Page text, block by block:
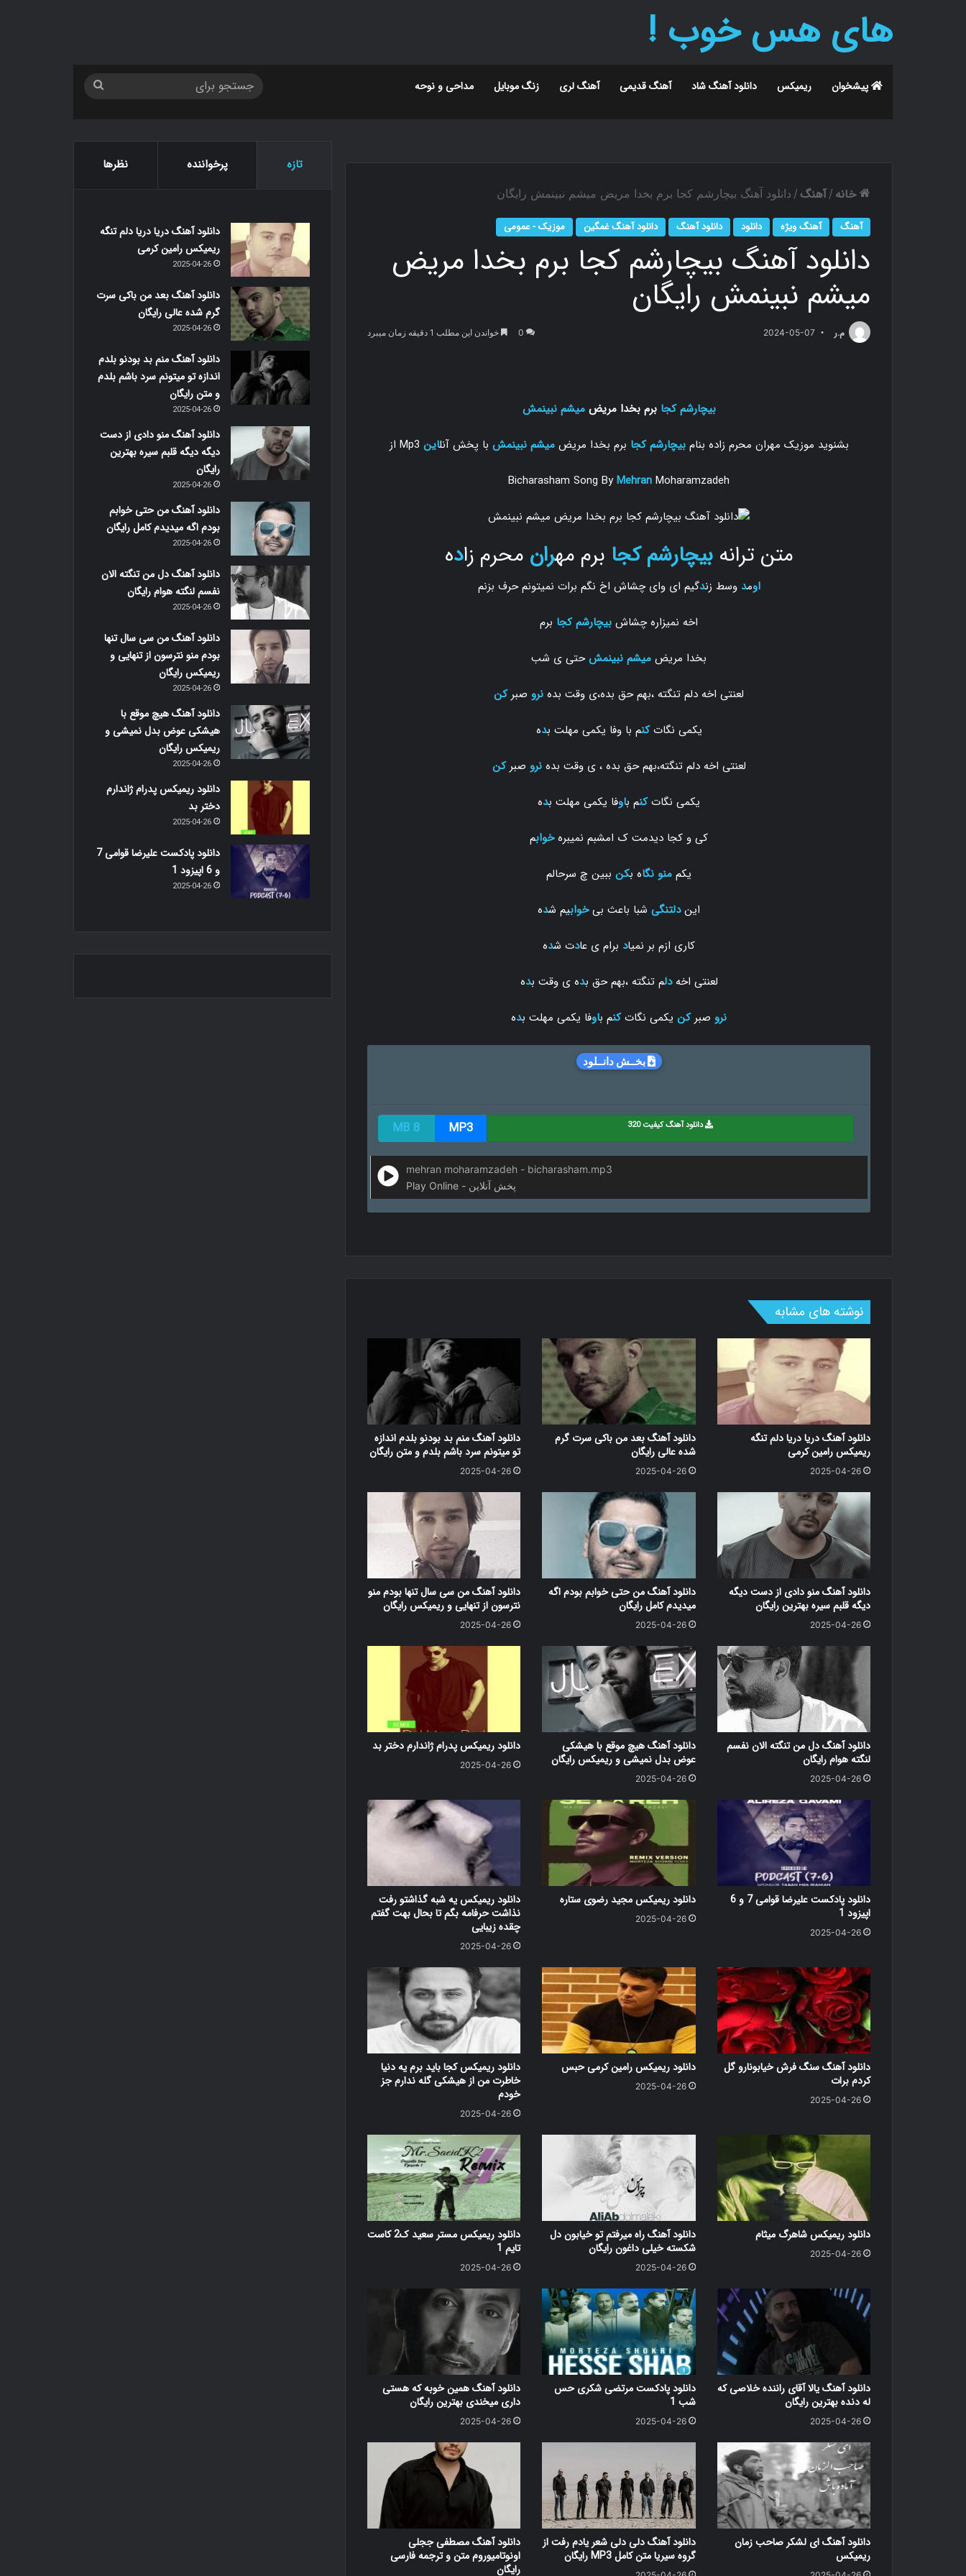
های هس خوب !
پیشخوان ریمیکس دانلود آهنگ شاد آهنگ قدیمی آهنگ لری زنگ موبایل مداحی و نوحه
خانه / آهنگ / دانلود آهنگ بیچارشم کجا برم بخدا مریض میشم نبینمش رایگان
آهنگ آهنگ ویژه دانلود دانلود آهنگ دانلود آهنگ غمگین موزیک - عمومی
دانلود آهنگ بیچارشم کجا برم بخدا مریض
میشم نبینمش رایگان
م.ر 2024-05-07
0 خواندن این مطلب 1 دقیقه زمان میبرد
بیچارشم کجا برم بخدا مریضمیشم نبینمش
بشنوید موزیک مهران محرم زاده بنامبیچارشم کجا برم بخدا مریضمیشم نبینمش با پخش آنلاین
Bicharasham Song ByMehran Moharamzadeh
متن ترانهبیچارشم کجا برم مهران محرم زاده
اومد وسط زندگیم ای وای چشاش اخ نگم برات نمیتونم حرف بزنم
اخه نمیزاره چشاش بیچارشم کجا برم
بخدا مریض میشم نبینمشحتی ی شب
لعنتی اخه دلم تنگته ،بهم حق بده،ی وقت بده نرو صبرکن
یکمی نگاتکنم با وفا یکمی مهلت بده
لعنتی اخه دلم تنگته،بهم حق بده ، ی وقت بدهنرو صبرکن
یکمی نگاتکنم باوفا یکمی مهلت بده
کی و کجا دیدمت ک امشبم نمیبرهخوابم
یکم منو نگاه بکن ببین چ سرحالم
ایندلتنگی شبا باعث بیخوابیم شده
کاری ازم بر نمیاد برام ی عا‌دت شده
لعنتی اخهدلم تنگته ،بهم حق بده ی وقت بده
نرو صبرکن یکمی نگاتکنم باوفا یکمی مهلت بده
بخــش دانــلود
دانلود آهنگ کیفیت 320 MP3
8 MB
mehran moharamzadeh - bicharasham.mp3
Play Online - پخش آنلاین
نوشته های مشابه
دانلود آهنگ دریا دریا دلم تنگه
ریمیکس رامین کرمی
2025-04-26
دانلود آهنگ بعد من باکی سرت گرم
شده عالی رایگان
2025-04-26
دانلود آهنگ منم بد بودنو بلدم اندازه
تو میتونم سرد باشم بلدم و متن رایگان
2025-04-26
دانلود آهنگ منو دادی از دست دیگه
دیگه قلبم سیره بهترین رایگان
2025-04-26
دانلود آهنگ من حتی خوابم بودم اگه
میدیدم کامل رایگان
2025-04-26
دانلود آهنگ من سی سال تنها بودم منو
نترسون از تنهایی و ریمیکس رایگان
2025-04-26
دانلود آهنگ دل من تنگته الان نفسم
لنگته هوام رایگان
2025-04-26
دانلود آهنگ هیچ موقع با هیشکی
عوض بدل نمیشی و ریمیکس رایگان
2025-04-26
دانلود ریمیکس پدرام ژاندارم دختر بد
2025-04-26
دانلود پادکست علیرضا قوامی 7 و 6
اپیزود 1
2025-04-26
دانلود ریمیکس مجید رضوی ستاره
2025-04-26
دانلود ریمیکس یه شبه گذاشتو رفت
نذاشت حرفامه بگم تا بحال بهت گفتم
چقده زیبایی
2025-04-26
دانلود آهنگ سنگ فرش خیابونارو گل
کردم برات
2025-04-26
دانلود ریمیکس رامین کرمی حبس
2025-04-26
دانلود ریمیکس کجا باید برم یه دنیا
خاطرت من از هیشکی گله ندارم جز
خودم
2025-04-26
دانلود ریمیکس شاهرگ میثام
2025-04-26
دانلود آهنگ راه میرفتم تو خیابون دل
شکسته خیلی داغون رایگان
2025-04-26
دانلود ریمیکس مستر سعید ک2 کاست
تایم 1
2025-04-26
دانلود آهنگ یالا آقای راننده خلاصی که
له دنده بهترین رایگان
2025-04-26
دانلود پادکست مرتضی شکری حس
شب 1
2025-04-26
دانلود آهنگ همین خوبه که هستی
داری میخندی بهترین رایگان
2025-04-26
دانلود آهنگ ای لشکر صاحب زمان
ریمیکس
دانلود آهنگ دلی دلی شعر یادم رفت از
گروه سیریا متن کامل MP3 رایگان
دانلود آهنگ مصطفی ججلی
اونوتامیوروم متن و ترجمه فارسی
رایگان
تازه پرخواننده نظرها
دانلود آهنگ دریا دریا دلم تنگه
ریمیکس رامین کرمی
2025-04-26
دانلود آهنگ بعد من باکی سرت
گرم شده عالی رایگان
2025-04-26
دانلود آهنگ منم بد بودنو بلدم
اندازه تو میتونم سرد باشم بلدم
و متن رایگان
2025-04-26
دانلود آهنگ منو دادی از دست
دیگه دیگه قلبم سیره بهترین
رایگان
2025-04-26
دانلود آهنگ من حتی خوابم
بودم اگه میدیدم کامل رایگان
2025-04-26
دانلود آهنگ دل من تنگته الان
نفسم لنگته هوام رایگان
2025-04-26
دانلود آهنگ من سی سال تنها
بودم منو نترسون از تنهایی و
ریمیکس رایگان
2025-04-26
دانلود آهنگ هیچ موقع با
هیشکی عوض بدل نمیشی و
ریمیکس رایگان
2025-04-26
دانلود ریمیکس پدرام ژاندارم
دختر بد
2025-04-26
دانلود پادکست علیرضا قوامی 7
و 6 اپیزود 1
2025-04-26